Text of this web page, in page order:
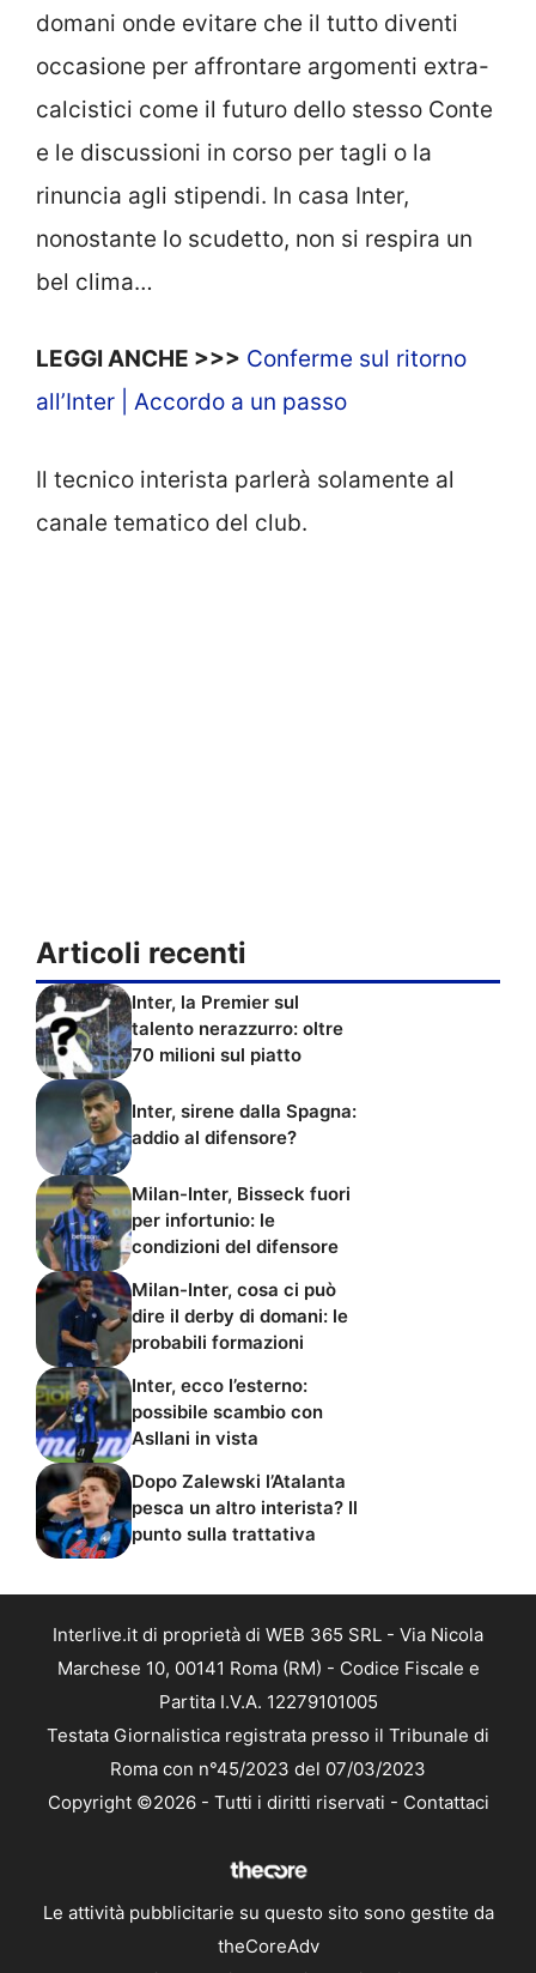
domani onde evitare che il tutto diventi
occasione per affrontare argomenti extra-
calcistici come il futuro dello stesso Conte
e le discussioni in corso per tagli o la
rinuncia agli stipendi. In casa Inter,
nonostante lo scudetto, non si respira un
bel clima…
LEGGI ANCHE >>> Conferme sul ritorno
all’Inter | Accordo a un passo
Il tecnico interista parlerà solamente al
canale tematico del club.
Articoli recenti
Inter, la Premier sul
talento nerazzurro: oltre
70 milioni sul piatto
Inter, sirene dalla Spagna:
addio al difensore?
Milan-Inter, Bisseck fuori
per infortunio: le
condizioni del difensore
Milan-Inter, cosa ci può
dire il derby di domani: le
probabili formazioni
Inter, ecco l’esterno:
possibile scambio con
Asllani in vista
Dopo Zalewski l’Atalanta
pesca un altro interista? Il
punto sulla trattativa
Interlive.it di proprietà di WEB 365 SRL - Via Nicola
Marchese 10, 00141 Roma (RM) - Codice Fiscale e
Partita I.V.A. 12279101005
Testata Giornalistica registrata presso il Tribunale di
Roma con n°45/2023 del 07/03/2023
Copyright ©2026 - Tutti i diritti riservati - Contattaci
Le attività pubblicitarie su questo sito sono gestite da
theCoreAdv